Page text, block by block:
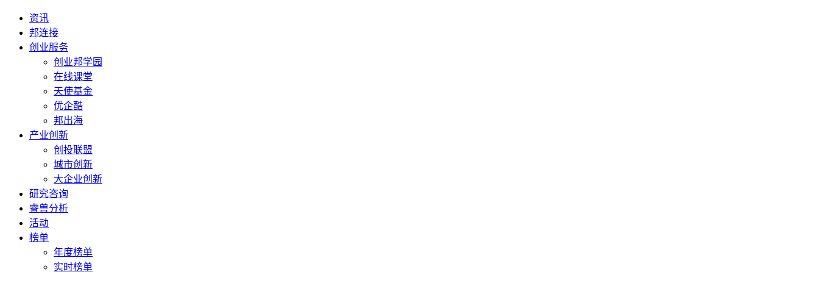
资讯
邦连接
创业服务
创业邦学园
在线课堂
天使基金
优企酷
邦出海
产业创新
创投联盟
城市创新
大企业创新
研究咨询
睿兽分析
活动
榜单
年度榜单
实时榜单